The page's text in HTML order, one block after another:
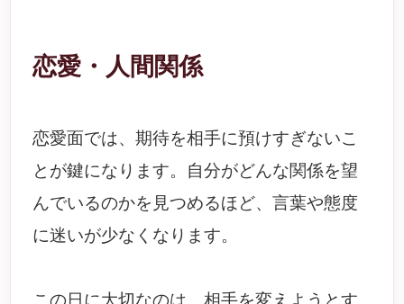
恋愛・人間関係
恋愛面では、期待を相手に預けすぎないこ
とが鍵になります。自分がどんな関係を望
んでいるのかを見つめるほど、言葉や態度
に迷いが少なくなります。
この日に大切なのは、相手を変えようとす